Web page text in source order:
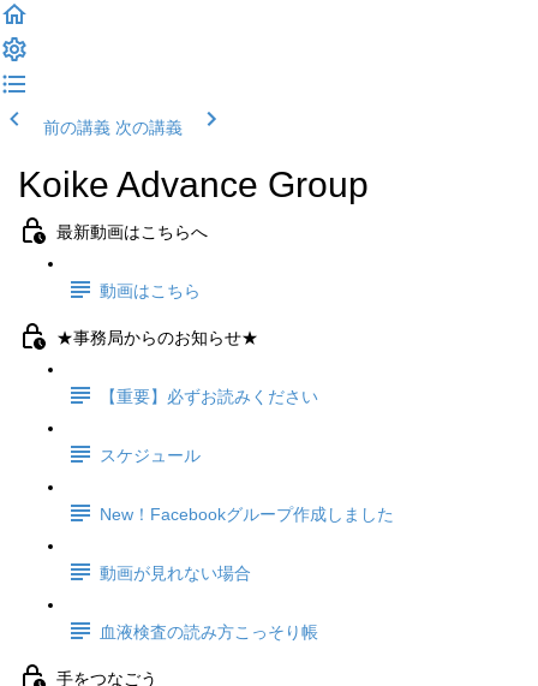
前の講義 次の講義
Koike Advance Group
最新動画はこちらへ
動画はこちら
★事務局からのお知らせ★
【重要】必ずお読みください
スケジュール
New！Facebookグループ作成しました
動画が見れない場合
血液検査の読み方こっそり帳
手をつなごう